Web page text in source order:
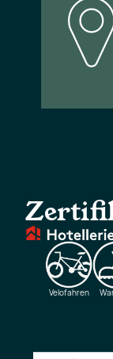
Velofahren